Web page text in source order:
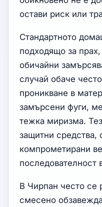
остави риск или
Стандартното
подходящо за
обичайни
случай обаче
проникване в
замърсени фуги,
тежка миризма.
защитни средства,
компрометирани
последователност
В Чирпан често се
смесено